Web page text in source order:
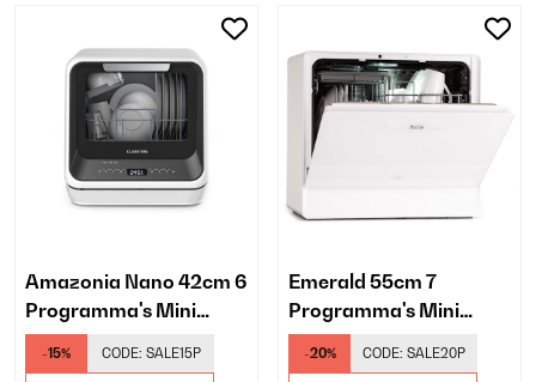
Amazonia Nano 42cm 6
Programma's Mini
Vaatwasser​ Zwart
-15% CODE: SALE15P
Emerald 55cm 7
Programma's Mini
Vaatwasser​ Wit
-20% CODE: SALE20P